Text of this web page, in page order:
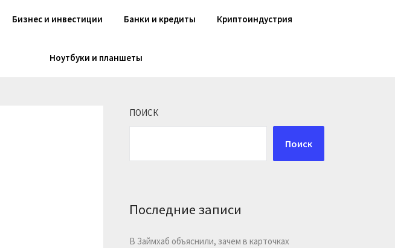
Бизнес и инвестиции Банки и кредиты Криптоиндустрия
Ноутбуки и планшеты
ПОИСК
Поиск
Последние записи
В Займхаб объяснили, зачем в карточках